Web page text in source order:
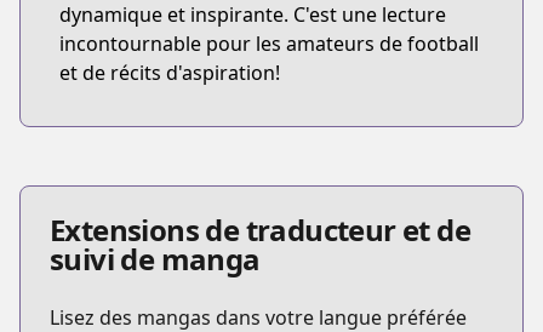
dynamique et inspirante. C'est une lecture
incontournable pour les amateurs de football
et de récits d'aspiration!
Extensions de traducteur et de
suivi de manga
Lisez des mangas dans votre langue préférée